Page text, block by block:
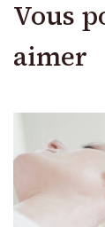
Vous
aimer